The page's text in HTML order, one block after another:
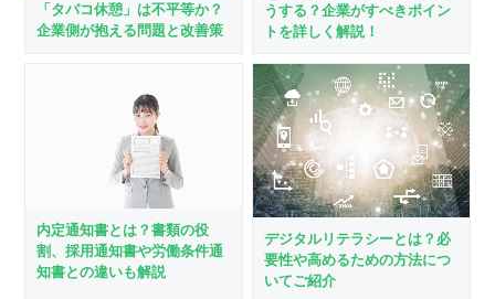
「タバコ休憩」は不平等か？
企業側が抱える問題と改善策
うする？企業がすべきポイン
トを詳しく解説！
内定通知書とは？書類の役
割、採用通知書や労働条件通
知書との違いも解説
デジタルリテラシーとは？必
要性や高めるための方法につ
いてご紹介